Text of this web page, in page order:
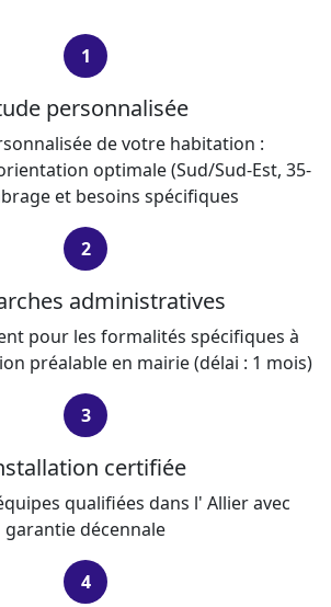
1
personnalisée
de votre habitation :
optimale (Sud/Sud-Est, 35-
et besoins spécifiques
2
administratives
pour les formalités spécifiques à
préalable en mairie (délai : 1 mois)
3
certifiée
qualifiées dans l' Allier avec
garantie décennale
4